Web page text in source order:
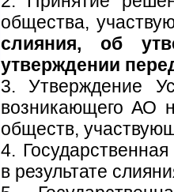
общества,
слияния, об
утверждении
3. Утверждение
возникающего АО
обществ,
4.
в результате